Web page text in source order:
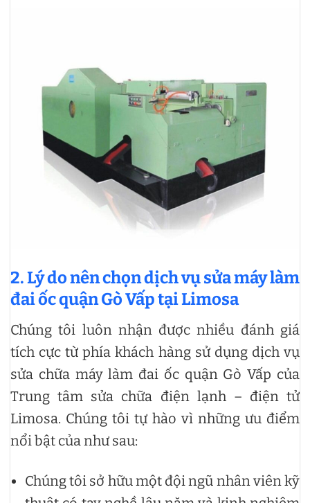
2. Lý do nên chọn dịch vụ sửa máy làm
đai ốc quận Gò Vấp tại Limosa
Chúng tôi luôn nhận được nhiều đánh giá
tích cực từ phía khách hàng sử dụng dịch vụ
sửa chữa máy làm đai ốc quận Gò Vấp của
Trung tâm sửa chữa điện lạnh – điện tử
Limosa. Chúng tôi tự hào vì những ưu điểm
nổi bật của như sau:
Chúng tôi sở hữu một đội ngũ nhân viên kỹ